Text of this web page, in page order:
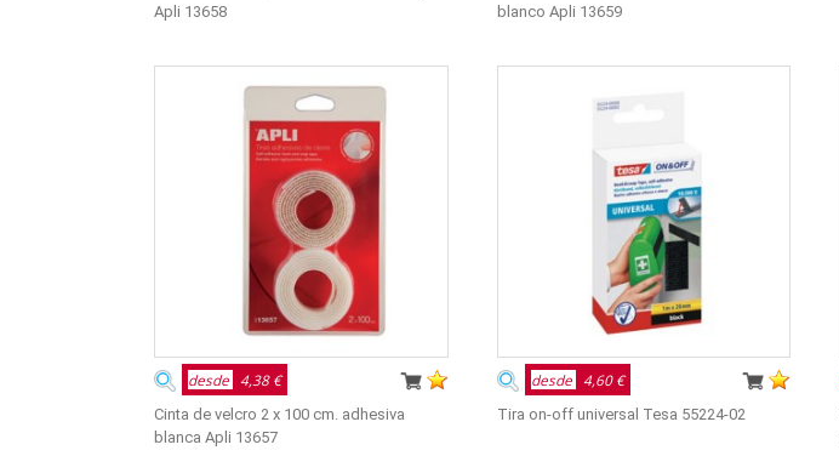
Apli 13658
blanco Apli 13659
desde 4,38 €
Cinta de velcro 2 x 100 cm. adhesiva
blanca Apli 13657
desde 4,60 €
Tira on-off universal Tesa 55224-02